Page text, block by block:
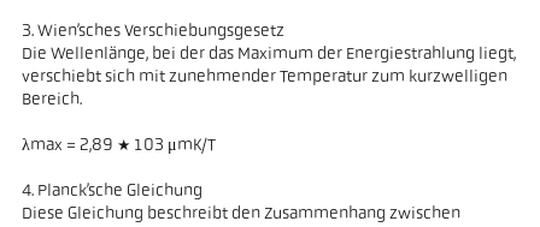
3. Wien’sches Verschiebungsgesetz
Die Wellenlänge, bei der das Maximum der Energiestrahlung liegt,
verschiebt sich mit zunehmender Temperatur zum kurzwelligen
Bereich.
λmax = 2,89 * 103 μmK/T
4. Planck’sche Gleichung
Diese Gleichung beschreibt den Zusammenhang zwischen